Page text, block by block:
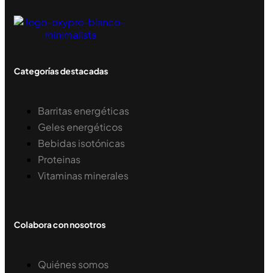
Categorías destacadas
Barritas energéticas
Geles energéticos
Bebidas isotónicas
Proteinas
Vitaminas minerales
Colabora con nosotros
Quiénes somos